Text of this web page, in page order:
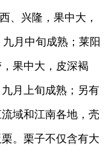
、兴隆，果中大，
月中旬成熟；莱阳
果中大，皮深褐
月上旬成熟；另有
域和江南各地，壳
。栗子不仅含有大